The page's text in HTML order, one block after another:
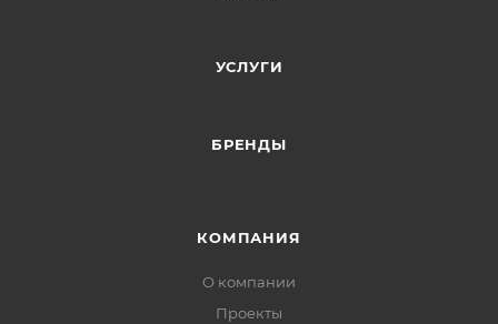
УСЛУГИ
БРЕНДЫ
КОМПАНИЯ
О компании
Проекты